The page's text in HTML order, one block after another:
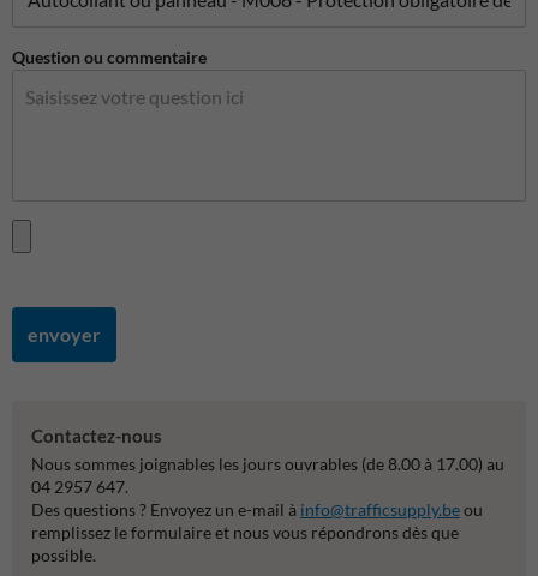
Question ou commentaire
envoyer
Contactez-nous
Nous sommes joignables les jours ouvrables (de 8.00 à 17.00) au
04 2957 647.
Des questions ? Envoyez un e-mail à info@trafficsupply.beou
remplissez le formulaire et nous vous répondrons dès que
possible.